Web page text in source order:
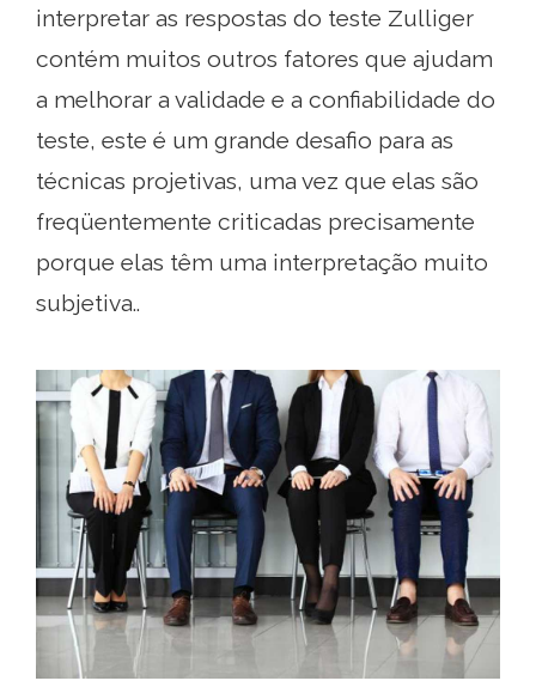
interpretar as respostas do teste Zulliger
contém muitos outros fatores que ajudam
a melhorar a validade e a confiabilidade do
teste, este é um grande desafio para as
técnicas projetivas, uma vez que elas são
freqüentemente criticadas precisamente
porque elas têm uma interpretação muito
subjetiva..